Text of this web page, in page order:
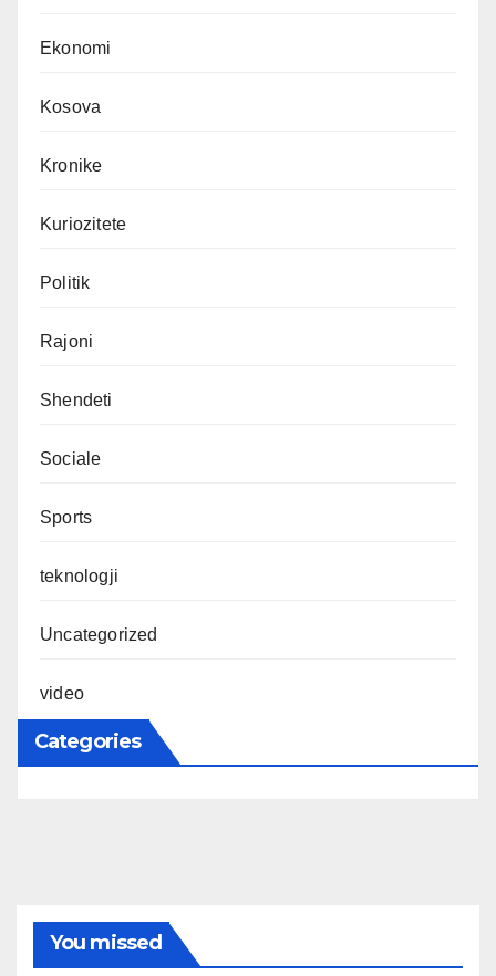
Ekonomi
Kosova
Kronike
Kuriozitete
Politik
Rajoni
Shendeti
Sociale
Sports
teknologji
Uncategorized
video
Categories
You missed